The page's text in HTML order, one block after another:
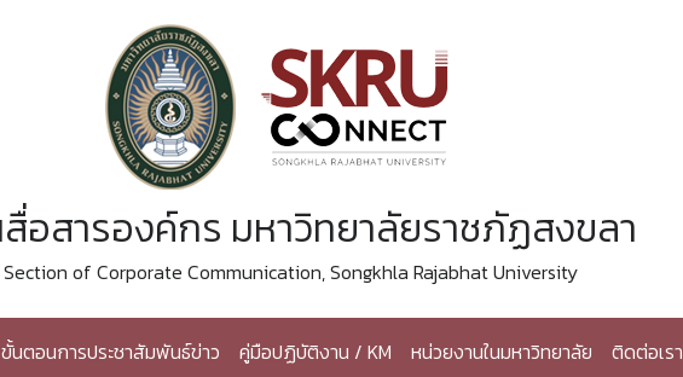
อสารองค์กร มหาวิทยาลัยราชภัฏสงขลา
Section of Corporate Communication, Songkhla Rajabhat University
ขั้นตอนการประชาสัมพันธ์ข่าว คู่มือปฏิบัติงาน / KM หน่วยงานในมหาวิทยาลัย ติดต่อเรา